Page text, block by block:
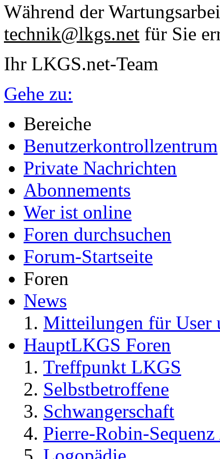
Während der
technik@lkgs.net für Sie
Ihr LKGS.net-Team
Gehe zu:
Bereiche
Benutzerkontrollzentrum
Private Nachrichten
Abonnements
Wer ist online
Foren durchsuchen
Forum-Startseite
Foren
News
Mitteilungen für User
HauptLKGS Foren
Treffpunkt LKGS
Selbstbetroffene
Schwangerschaft
Pierre-Robin-